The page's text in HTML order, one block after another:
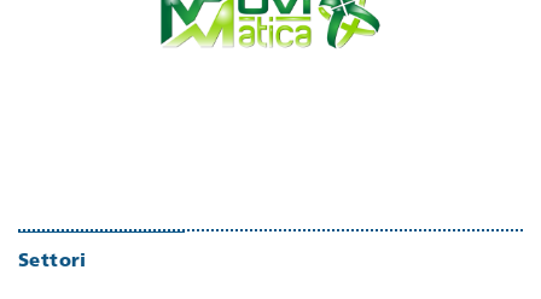
Settori